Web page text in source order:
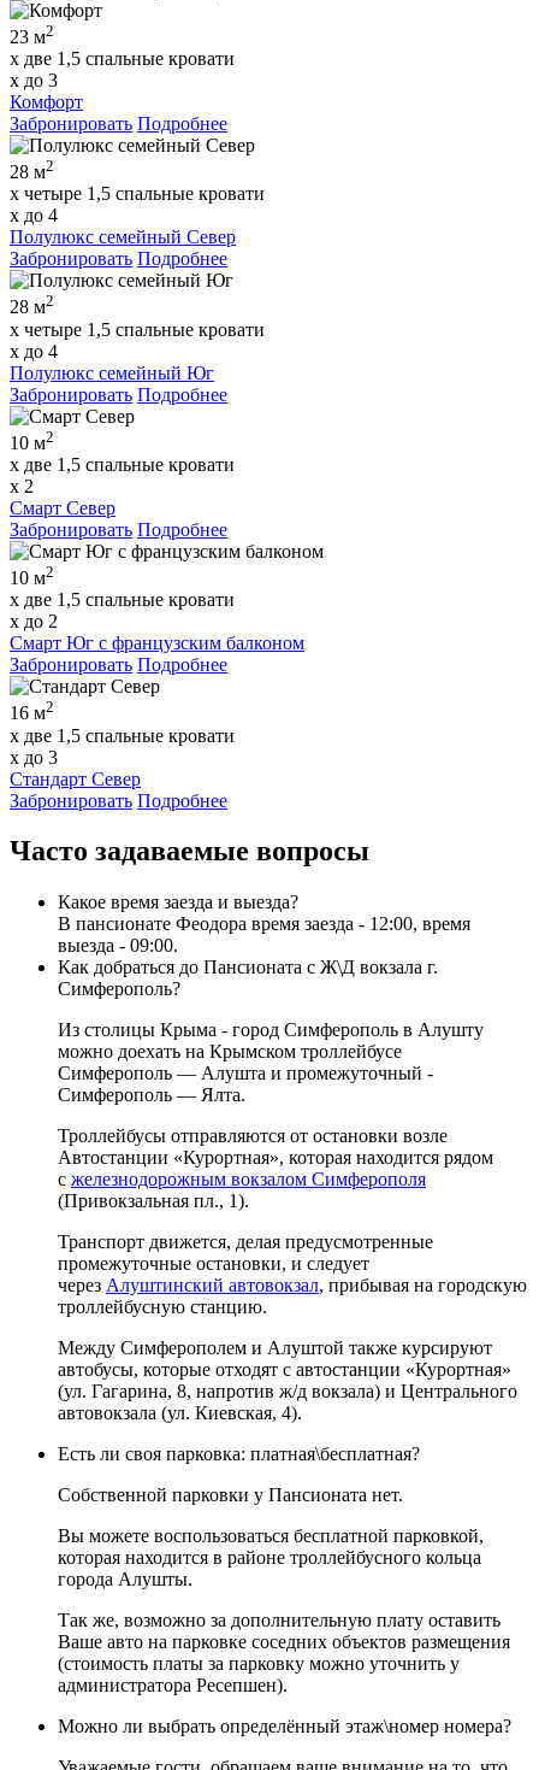
23 м2
x две 1,5 спальные кровати
x до 3
Комфорт
Забронировать Подробнее
28 м2
x четыре 1,5 спальные кровати
x до 4
Полулюкс семейный Север
Забронировать Подробнее
28 м2
x четыре 1,5 спальные кровати
x до 4
Полулюкс семейный Юг
Забронировать Подробнее
10 м2
x две 1,5 спальные кровати
x 2
Смарт Север
Забронировать Подробнее
10 м2
x две 1,5 спальные кровати
x до 2
Смарт Юг с французским балконом
Забронировать Подробнее
16 м2
x две 1,5 спальные кровати
x до 3
Стандарт Север
Забронировать Подробнее
Часто задаваемые вопросы
Какое время заезда и выезда?
В пансионате Феодора время заезда - 12:00, время
выезда - 09:00.
Как добраться до Пансионата с Ж\Д вокзала г.
Симферополь?
Из столицы Крыма - город Симферополь в Алушту
можно доехать на Крымском троллейбусе
Симферополь — Алушта и промежуточный -
Симферополь — Ялта.
Троллейбусы отправляются от остановки возле
Автостанции «Курортная», которая находится рядом
с железнодорожным вокзалом Симферополя
(Привокзальная пл., 1).
Транспорт движется, делая предусмотренные
промежуточные остановки, и следует
через Алуштинский автовокзал, прибывая на городскую
троллейбусную станцию.
Между Симферополем и Алуштой также курсируют
автобусы, которые отходят с автостанции «Курортная»
(ул. Гагарина, 8, напротив ж/д вокзала) и Центрального
автовокзала (ул. Киевская, 4).
Есть ли своя парковка: платная\бесплатная?
Собственной парковки у Пансионата нет.
Вы можете воспользоваться бесплатной парковкой,
которая находится в районе троллейбусного кольца
города Алушты.
Так же, возможно за дополнительную плату оставить
Ваше авто на парковке соседних объектов размещения
(стоимость платы за парковку можно уточнить у
администратора Ресепшен).
Можно ли выбрать определённый этаж\номер номера?